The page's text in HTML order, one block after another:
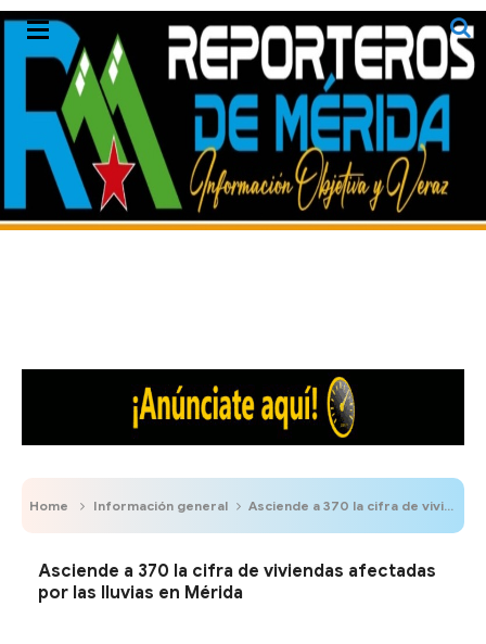
Home Información general Asciende a 370 la cifra de viviendas afectadas por las lluvias en Mérida
Asciende a 370 la cifra de viviendas afectadas
por las lluvias en Mérida